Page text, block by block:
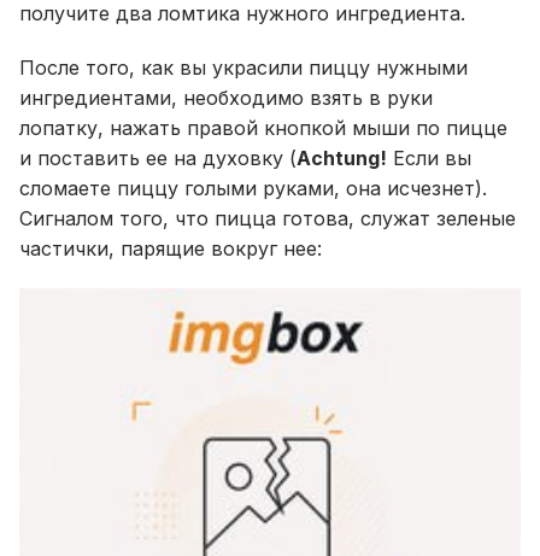
получите два ломтика нужного ингредиента.
После того, как вы украсили пиццу нужными
ингредиентами, необходимо взять в руки
лопатку, нажать правой кнопкой мыши по пицце
и поставить ее на духовку (Achtung! Если вы
сломаете пиццу голыми руками, она исчезнет).
Сигналом того, что пицца готова, служат зеленые
частички, парящие вокруг нее: